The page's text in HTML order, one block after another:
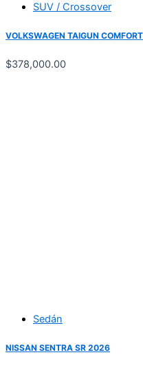
SUV / Crossover
VOLKSWAGEN TAIGUN
$378,000.00
Sedán
NISSAN SENTRA SR 2026